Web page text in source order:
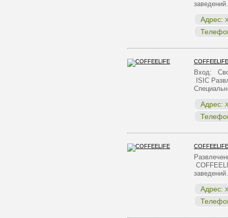
Адрес:
COFFEELIFE
Вход:
ISIC
Адрес:
COFFEELIFE
Адрес: